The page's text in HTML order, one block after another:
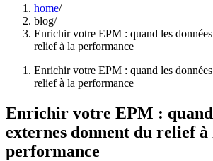
home/
blog/
Enrichir votre EPM : quand les
relief à la performance
Enrichir votre EPM : quand les
relief à la performance
Enrichir votre EPM : quand
externes donnent du relief à
performance